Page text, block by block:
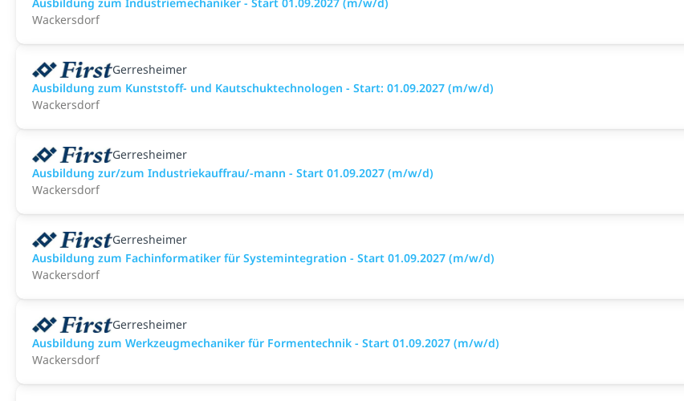
Wackersdorf
Gerresheimer
Ausbildung zum Kunststoff- und Kautschuktechnologen - Start: 01.09.2027 (m/w/d)
Wackersdorf
Gerresheimer
Ausbildung zur/zum Industriekauffrau/-mann - Start 01.09.2027 (m/w/d)
Wackersdorf
Gerresheimer
Ausbildung zum Fachinformatiker für Systemintegration - Start 01.09.2027 (m/w/d)
Wackersdorf
Gerresheimer
Ausbildung zum Werkzeugmechaniker für Formentechnik - Start 01.09.2027 (m/w/d)
Wackersdorf